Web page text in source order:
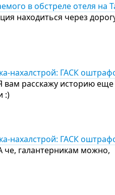
в обстреле отеля на
находиться через
нахалстрой: ГАСК
вам расскажу историю
:)
нахалстрой: ГАСК
че, галантерникам можно,